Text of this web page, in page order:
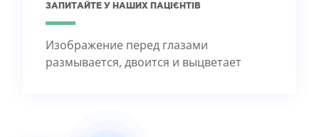
ЗАПИТАЙТЕ У НАШИХ ПАЦІЄНТІВ
Изображение перед глазами
размывается, двоится и выцветает